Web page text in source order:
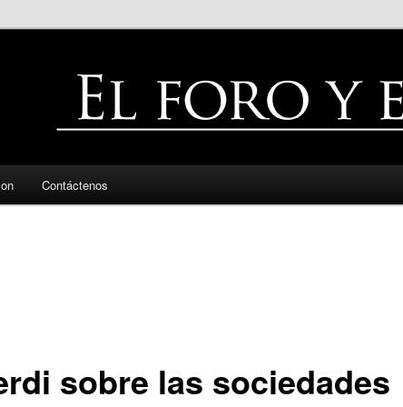
Contáctenos
sobre las sociedades